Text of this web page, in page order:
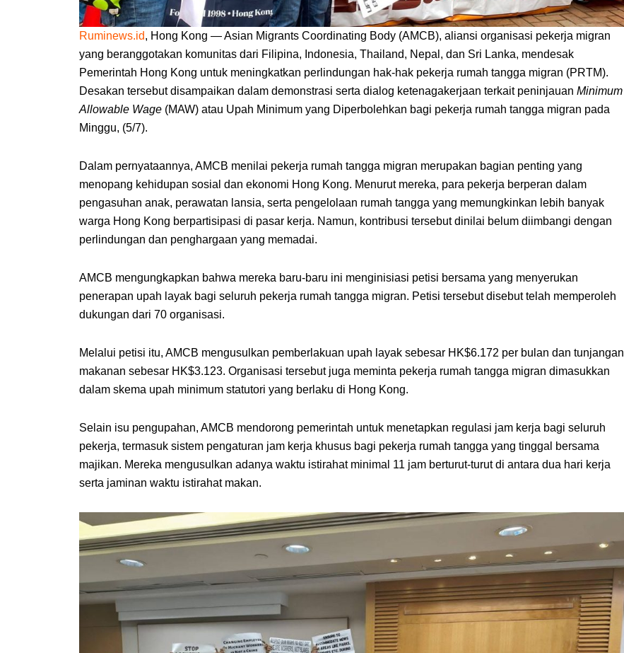
Ruminews.id, Hong Kong — Asian Migrants Coordinating Body (AMCB), aliansi organisasi pekerja migran
yang beranggotakan komunitas dari Filipina, Indonesia, Thailand, Nepal, dan Sri Lanka, mendesak
Pemerintah Hong Kong untuk meningkatkan perlindungan hak-hak pekerja rumah tangga migran (PRTM).
Desakan tersebut disampaikan dalam demonstrasi serta dialog ketenagakerjaan terkait peninjauan Minimum
Allowable Wage (MAW) atau Upah Minimum yang Diperbolehkan bagi pekerja rumah tangga migran pada
Minggu, (5/7).
Dalam pernyataannya, AMCB menilai pekerja rumah tangga migran merupakan bagian penting yang
menopang kehidupan sosial dan ekonomi Hong Kong. Menurut mereka, para pekerja berperan dalam
pengasuhan anak, perawatan lansia, serta pengelolaan rumah tangga yang memungkinkan lebih banyak
warga Hong Kong berpartisipasi di pasar kerja. Namun, kontribusi tersebut dinilai belum diimbangi dengan
perlindungan dan penghargaan yang memadai.
AMCB mengungkapkan bahwa mereka baru-baru ini menginisiasi petisi bersama yang menyerukan
penerapan upah layak bagi seluruh pekerja rumah tangga migran. Petisi tersebut disebut telah memperoleh
dukungan dari 70 organisasi.
Melalui petisi itu, AMCB mengusulkan pemberlakuan upah layak sebesar HK$6.172 per bulan dan tunjangan
makanan sebesar HK$3.123. Organisasi tersebut juga meminta pekerja rumah tangga migran dimasukkan
dalam skema upah minimum statutori yang berlaku di Hong Kong.
Selain isu pengupahan, AMCB mendorong pemerintah untuk menetapkan regulasi jam kerja bagi seluruh
pekerja, termasuk sistem pengaturan jam kerja khusus bagi pekerja rumah tangga yang tinggal bersama
majikan. Mereka mengusulkan adanya waktu istirahat minimal 11 jam berturut-turut di antara dua hari kerja
serta jaminan waktu istirahat makan.